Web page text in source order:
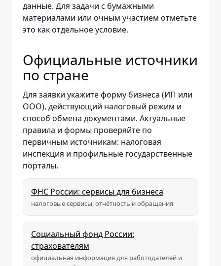
данные. Для задачи с бумажными
материалами или очным участием отметьте
это как отдельное условие.
Официальные источники
по стране
Для заявки укажите форму бизнеса (ИП или
ООО), действующий налоговый режим и
способ обмена документами. Актуальные
правила и формы проверяйте по
первичным источникам: налоговая
инспекция и профильные государственные
порталы.
ФНС России: сервисы для бизнеса
налоговые сервисы, отчётность и обращения
Социальный фонд России:
страхователям
официальная информация для работодателей и